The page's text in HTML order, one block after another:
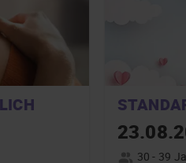
30 - 39